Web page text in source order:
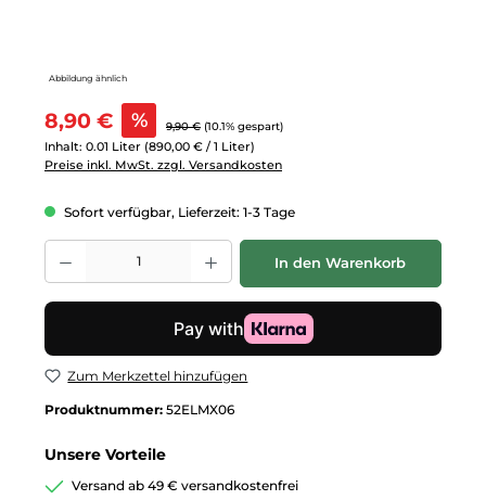
Abbildung ähnlich
Verkaufspreis:
8,90 € % Regulärer Preis:
9,90 € (10.1% gespart)
Inhalt: 0.01 Liter (890,00 € / 1 Liter)
Preise inkl. MwSt. zzgl. Versandkosten
Sofort verfügbar, Lieferzeit: 1-3 Tage
Produkt Anzahl: Gib den gewünschten Wert ein oder benutze die
In den Warenkorb
Zum Merkzettel hinzufügen
Produktnummer: 52ELMX06
Unsere Vorteile
Versand ab 49 € versandkostenfrei